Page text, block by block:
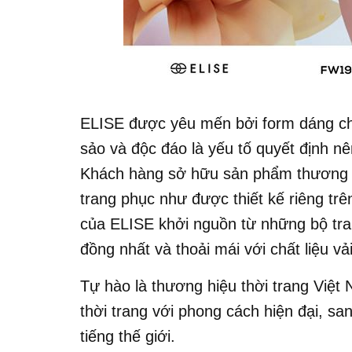
ELISE được yêu mến bởi form dáng
sảo và độc đáo là yếu tố quyết định
Khách hàng sở hữu sản phẩm
trang phục như được thiết kế riêng
của ELISE khởi nguồn từ những bộ
đồng nhất và thoải mái với chất liệu
Tự hào là thương hiệu thời trang Việt
thời trang với phong cách hiện đại,
tiếng thế giới.